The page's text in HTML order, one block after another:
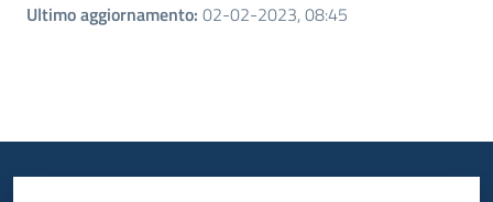
Ultimo aggiornamento: 02-02-2023, 08:45